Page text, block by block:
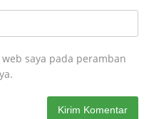
saya pada peramban